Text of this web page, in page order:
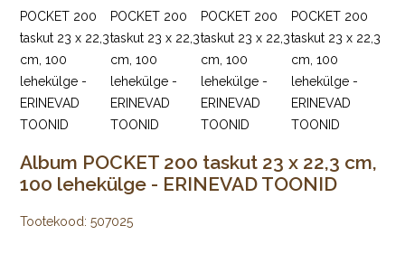
Album POCKET 200 taskut 23 x 22,3 cm,
100 lehekülge - ERINEVAD TOONID
Tootekood: 507025